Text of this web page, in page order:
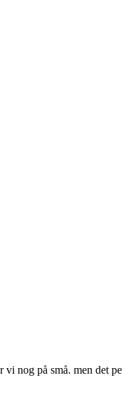
nog på små. men det